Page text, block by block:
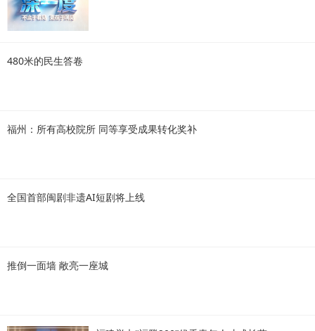
480米的民生答卷
福州：所有高校院所 同等享受成果转化奖补
全国首部闽剧非遗AI短剧将上线
推倒一面墙 敞亮一座城